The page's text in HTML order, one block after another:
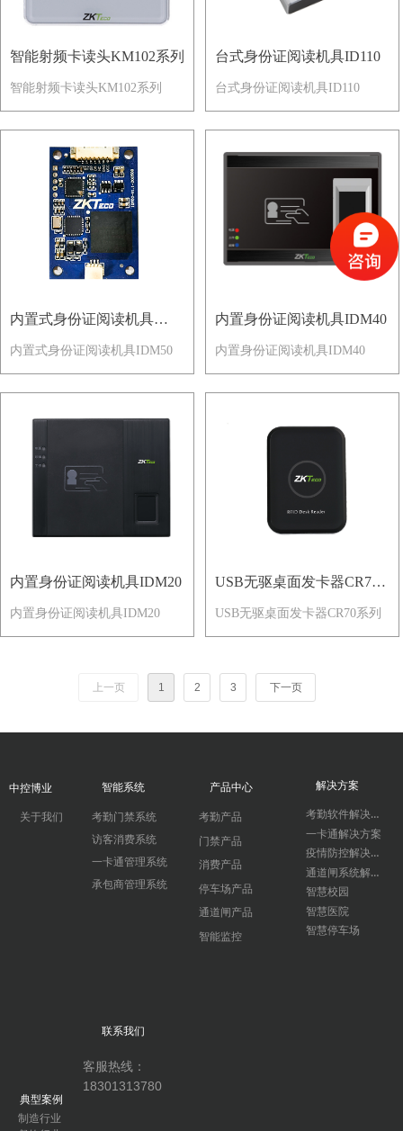
智能射频卡读头KM102系列
智能射频卡读头KM102系列
台式身份证阅读机具ID110
台式身份证阅读机具ID110
内置式身份证阅读机具
IDM50
内置式身份证阅读机具IDM50
内置身份证阅读机具IDM40
内置身份证阅读机具IDM40
内置身份证阅读机具IDM20
内置身份证阅读机具IDM20
USB无驱桌面发卡器CR70
系列
USB无驱桌面发卡器CR70系列
上一页 1 2 3 下一页
中控博业
考勤门禁系统
访客消费系统
一卡通管理系统
承包商管理系统
考勤产品
门禁产品
消费产品
停车场产品
通道闸产品
智能监控
考勤软件解决方案
一卡通解决方案
疫情防控解决方案
通道闸系统解决方案
智慧校园
智慧医院
智慧停车场
制造行业
关于我们
智能系统 产品中心 解决方案
典型案例
联系我们
客服热线：
18301313780